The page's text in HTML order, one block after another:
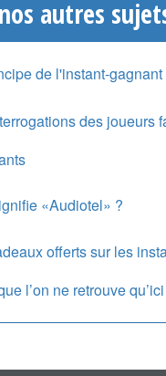
autres
de l'instant-gagnant
des joueurs
«Audiotel» ?
offerts sur les
l’on ne retrouve qu’ici